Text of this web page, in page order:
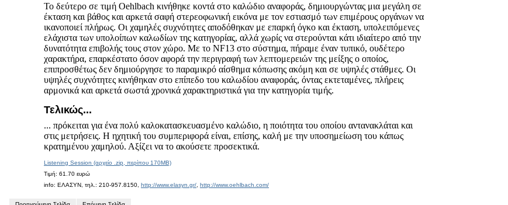
To δεύτερο σε τιμή Oehlbach κινήθηκε κοντά στο καλώδιο αναφοράς, δημιουργώντας μια μεγάλη σε
έκταση και βάθος και αρκετά σαφή στερεοφωνική εικόνα με τον εστιασμό των επιμέρους οργάνων να
ικανοποιεί πλήρως. Οι χαμηλές συχνότητες αποδόθηκαν με επαρκή όγκο και έκταση, υπολειπόμενες
ελάχιστα των υπολοίπων καλωδίων της κατηγορίας, αλλά χωρίς να στερούνται κάτι ιδιαίτερο από την
δυνατότητα επιβολής τους στον χώρο. Με το NF13 στο σύστημα, πήραμε έναν τυπικό, ουδέτερο
χαρακτήρα, επαρκέστατο όσον αφορά την περιγραφή των λεπτομερειών της μείξης ο οποίος,
επιπροσθέτως δεν δημιούργησε το παραμικρό αίσθημα κόπωσης ακόμη και σε υψηλές στάθμες. Οι
υψηλές συχνότητες κινήθηκαν στο επίπεδο του καλωδίου αναφοράς, όντας εκτεταμένες, πλήρεις
αρμονικά και αρκετά σωστά χρονικά χαρακτηριστικά για την κατηγορία τιμής.
Τελικώς...
... πρόκειται για ένα πολύ καλοκατασκευασμένο καλώδιο, η ποιότητα του οποίου αντανακλάται και
στις μετρήσεις. Η ηχητική του συμπεριφορά είναι, επίσης, καλή με την υποσημείωση του κάπως
κρατημένου χαμηλού. Αξίζει να το ακούσετε προσεκτικά.
Listening Session (αρχείο .zip, περίπου 170MB)
Τιμή: 61.70 ευρώ
info: ΕΛΑΣΥΝ, τηλ.: 210-957.8150, http://www.elasyn.gr/ http://www.oehlbach.com/